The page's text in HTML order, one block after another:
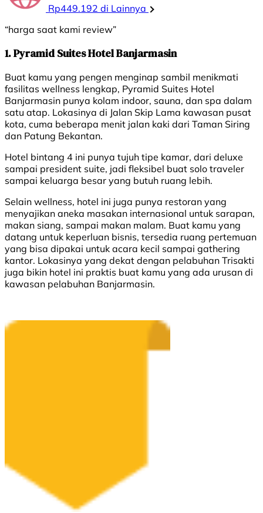
Rp449.192 di Lainnya
“harga saat kami review”
1. Pyramid Suites Hotel Banjarmasin
Buat kamu yang pengen menginap sambil menikmati
fasilitas wellness lengkap, Pyramid Suites Hotel
Banjarmasin punya kolam indoor, sauna, dan spa dalam
satu atap. Lokasinya di Jalan Skip Lama kawasan pusat
kota, cuma beberapa menit jalan kaki dari Taman Siring
dan Patung Bekantan.
Hotel bintang 4 ini punya tujuh tipe kamar, dari deluxe
sampai president suite, jadi fleksibel buat solo traveler
sampai keluarga besar yang butuh ruang lebih.
Selain wellness, hotel ini juga punya restoran yang
menyajikan aneka masakan internasional untuk sarapan,
makan siang, sampai makan malam. Buat kamu yang
datang untuk keperluan bisnis, tersedia ruang pertemuan
yang bisa dipakai untuk acara kecil sampai gathering
kantor. Lokasinya yang dekat dengan pelabuhan Trisakti
juga bikin hotel ini praktis buat kamu yang ada urusan di
kawasan pelabuhan Banjarmasin.